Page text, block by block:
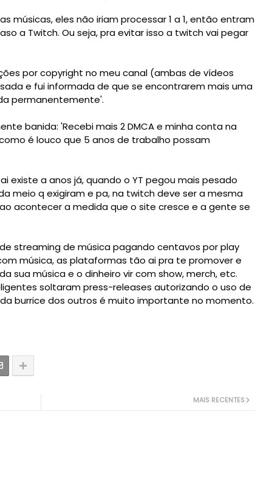
músicas, eles não iriam processar 1 a 1, então entram
a Twitch. Ou seja, pra evitar isso a twitch vai pegar
por copyright no meu canal (ambas de vídeos
e fui informada de que se encontrarem mais uma
permanentemente'.
banida: 'Recebi mais 2 DMCA e minha conta na
é louco que 5 anos de trabalho possam
existe a anos já, quando o YT pegou mais pesado
meio q exigiram e pa, na twitch deve ser a mesma
acontecer a medida que o site cresce e a gente se
streaming de música pagando centavos por play
música, as plataformas tão ai pra te promover e
soltaram press-releases autorizando o uso de
burrice dos outros é muito importante no momento.
MAIS RECENTES